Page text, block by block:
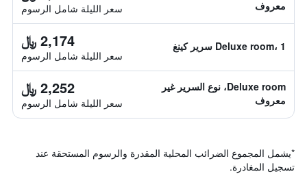
معروف
سعر الليلة شامل الرسوم
Deluxe room، 1 سرير كينغ 2,174 ﷼
سعر الليلة شامل الرسوم
Deluxe room، نوع السرير غير
معروف
2,252 ﷼
سعر الليلة شامل الرسوم
*يشمل المجموع الضرائب المحلية المقدرة والرسوم المستحقة عند
تسجيل المغادرة.